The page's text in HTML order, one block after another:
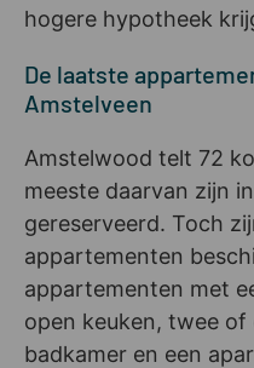
hogere hypotheek
De laatste
Amstelveen
Amstelwood telt 72
meeste daarvan zijn
gereserveerd. Toch
appartementen
appartementen met
open keuken, twee of
badkamer en een